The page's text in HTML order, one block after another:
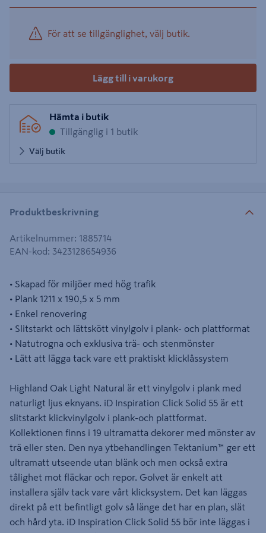
För att se tillgänglighet, välj butik.
Lägg till i varukorg
Hämta i butik
Tillgänglig i 1 butik
Välj butik
Produktbeskrivning
Artikelnummer: 1885714
EAN-kod: 3423128654936
• Skapad för miljöer med hög trafik
• Plank 1211 x 190,5 x 5 mm
• Enkel renovering
• Slitstarkt och lättskött vinylgolv i plank- och plattformat
• Natutrogna och exklusiva trä- och stenmönster
• Lätt att lägga tack vare ett praktiskt klicklåssystem
Highland Oak Light Natural är ett vinylgolv i plank med
naturligt ljus eknyans. iD Inspiration Click Solid 55 är ett
slitstarkt klickvinylgolv i plank-och plattformat.
Kollektionen finns i 19 ultramatta dekorer med mönster av
trä eller sten. Den nya ytbehandlingen Tektanium™ ger ett
ultramatt utseende utan blänk och men också extra
tålighet mot fläckar och repor. Golvet är enkelt att
installera själv tack vare vårt klicksystem. Det kan läggas
direkt på ett befintligt golv så länge det har en plan, slät
och hård yta. iD Inspiration Click Solid 55 bör inte läggas i